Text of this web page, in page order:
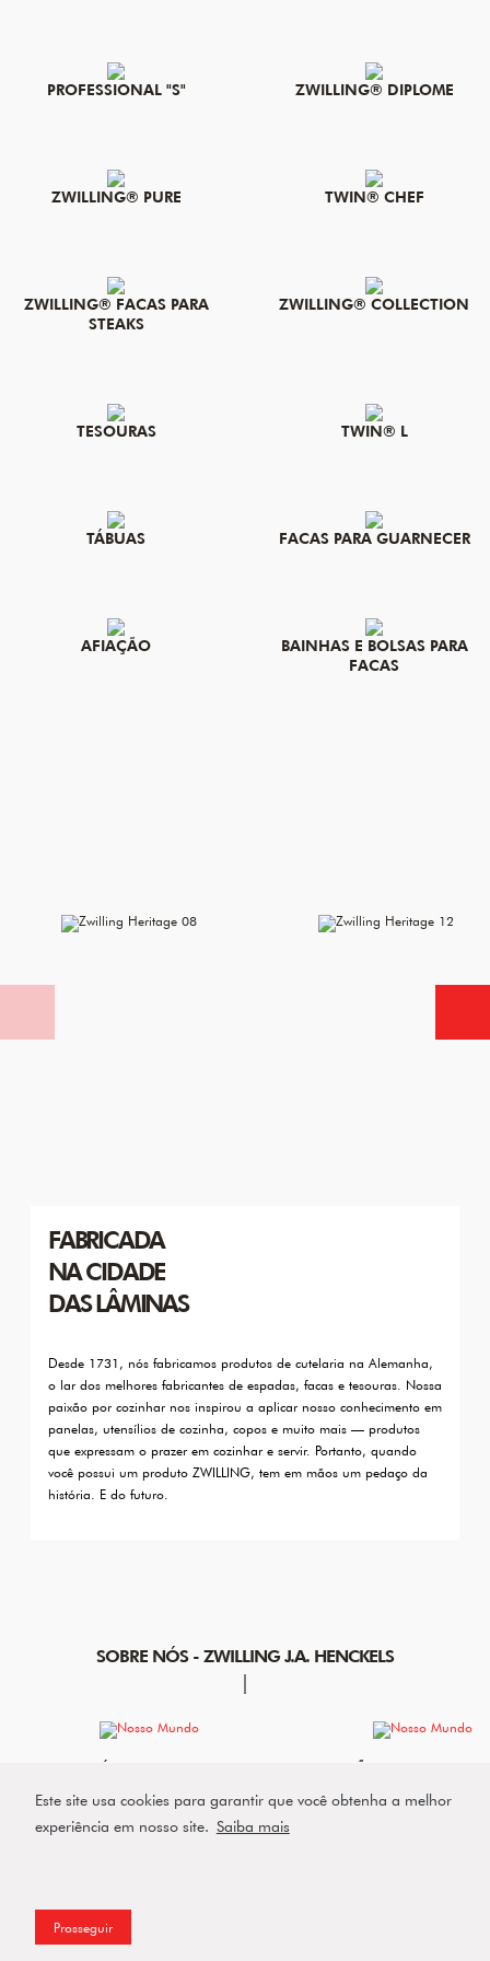
Este site usa cookies para garantir que você obtenha a melhor
experiência em nosso site. Saiba mais
Prosseguir
PROFESSIONAL "S" ZWILLING® DIPLOME
ZWILLING® PURE TWIN® CHEF
ZWILLING® FACAS PARA
STEAKS
ZWILLING® COLLECTION
TESOURAS TWIN® L
TÁBUAS FACAS PARA GUARNECER
AFIAÇÃO
BAINHAS E BOLSAS PARA
FACAS
FABRICADA
NA CIDADE
DAS LÂMINAS
Desde 1731, nós fabricamos produtos de cutelaria na Alemanha,
o lar dos melhores fabricantes de espadas, facas e tesouras. Nossa
paixão por cozinhar nos inspirou a aplicar nosso conhecimento em
panelas, utensílios de cozinha, copos e muito mais — produtos
que expressam o prazer em cozinhar e servir. Portanto, quando
você possui um produto ZWILLING, tem em mãos um pedaço da
história. E do futuro.
SOBRE NÓS - ZWILLING J.A. HENCKELS
NOSSA HISTÓRIA
SAIBA MAIS SOBRE A
HISTÓRIA DA MARCA
ZWILLING
FABRICAÇÃO
MANUFATURA DA
CUTELARIA